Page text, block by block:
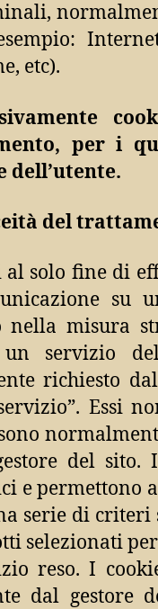
etc).
per i
dell’utente.
del
solo fine di
su
nella misura
servizio
richiesto
Essi
del sito.
e permettono
serie di criteri
selezionati per
reso. I
dal gestore